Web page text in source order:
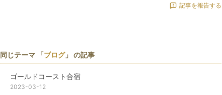
記事を報告する
同じテーマ 「ブログ」 の記事
ゴールドコースト合宿
2023-03-12